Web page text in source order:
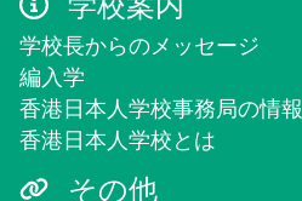
学校長からのメッセージ
編入学
香港日本人学校事務局の情報
香港日本人学校とは
その他